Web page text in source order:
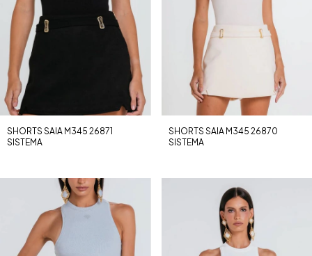
SHORTS SAIA M345 26871
SISTEMA
SHORTS SAIA M345 26870
SISTEMA